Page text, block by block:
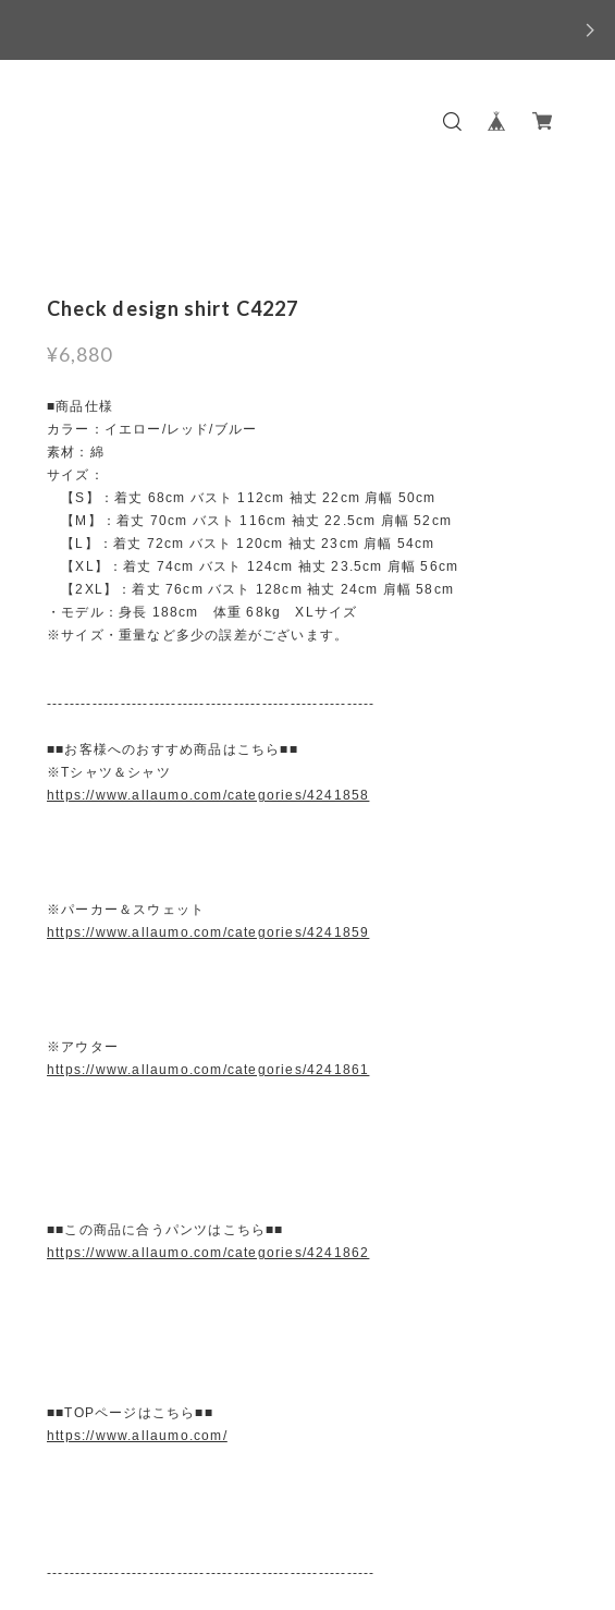
Check design shirt C4227
¥6,880
■商品仕様
カラー：イエロー/レッド/ブルー
素材：綿
サイズ：
【S】：着丈 68cm バスト 112cm 袖丈 22cm 肩幅 50cm
【M】：着丈 70cm バスト 116cm 袖丈 22.5cm 肩幅 52cm
【L】：着丈 72cm バスト 120cm 袖丈 23cm 肩幅 54cm
【XL】：着丈 74cm バスト 124cm 袖丈 23.5cm 肩幅 56cm
【2XL】：着丈 76cm バスト 128cm 袖丈 24cm 肩幅 58cm
・モデル：身長 188cm 体重 68kg XLサイズ
※サイズ・重量など多少の誤差がございます。
----------------------------------------------------------
■■お客様へのおすすめ商品はこちら■■
※Tシャツ＆シャツ
https://www.allaumo.com/categories/4241858
※パーカー＆スウェット
https://www.allaumo.com/categories/4241859
※アウター
https://www.allaumo.com/categories/4241861
■■この商品に合うパンツはこちら■■
https://www.allaumo.com/categories/4241862
■■TOPページはこちら■■
https://www.allaumo.com/
----------------------------------------------------------